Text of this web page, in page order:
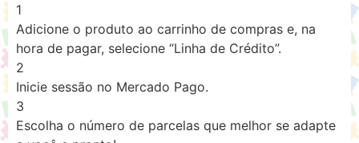
1
Adicione o produto ao carrinho de compras e, na
hora de pagar, selecione “Linha de Crédito”.
2
Inicie sessão no Mercado Pago.
3
Escolha o número de parcelas que melhor se adapte